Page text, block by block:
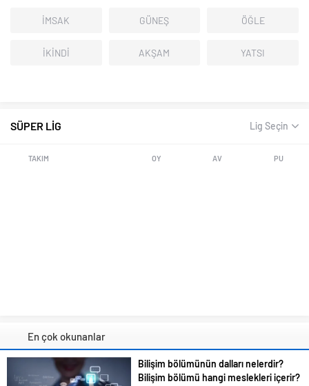
İMSAK GÜNEŞ ÖĞLE
İKİNDİ AKŞAM YATSI
Lig Seçin
SÜPER LİG
TAKIM OY AV PU
En çok okunanlar
Bilişim bölümünün dalları nelerdir?
Bilişim bölümü hangi meslekleri içerir?